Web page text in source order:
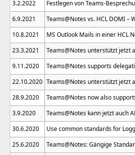
3.2.2022
6.9.2021
10.8.2021
23.3.2021
9.11.2020
Teams@Notes supports
22.10.2020 Teams@Notes unterstützt jetzt
28.9.2020
Teams@Notes now also
3.9.2020
Teams@Notes kann jetzt auch
30.6.2020
25.6.2020